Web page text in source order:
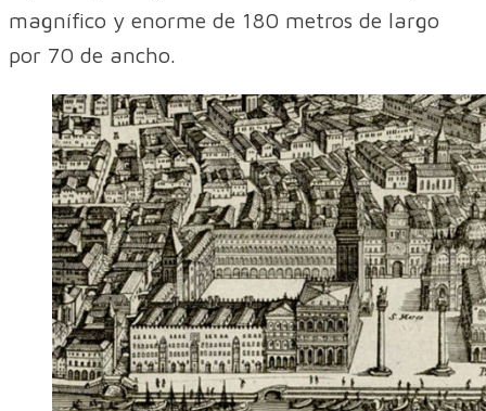
magnífico y enorme de 180 metros de largo
por 70 de ancho.